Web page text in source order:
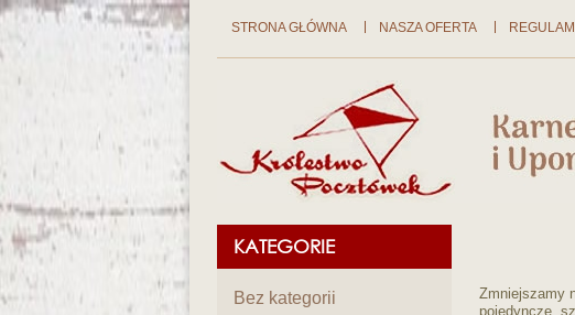
STRONA GŁÓWNA NASZA OFERTA
KATEGORIE
Bez kategorii
Zmniejszamy
pojedyncze